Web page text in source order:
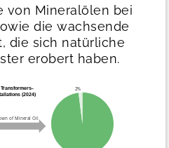
von Mineralölen bei
die wachsende
die sich natürliche
erobert haben.